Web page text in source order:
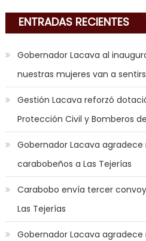
am
mood
play
a
jerk
off
game
with
you
joi
nana
nakamura
ENTRADAS RECIENTES
Gobernador Lacava al
nuestras mujeres van a
Gestión Lacava reforzó
Protección Civil y Bomberos
Gobernador Lacava
carabobeños a Las Tejerías
Carabobo envía tercer
Las Tejerías
Gobernador Lacava